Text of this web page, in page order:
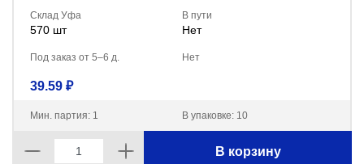
Склад Уфа
570 шт
В пути
Нет
Под заказ от 5–6 д. Нет
39.59 ₽
Мин. партия: 1 В упаковке: 10
В корзину